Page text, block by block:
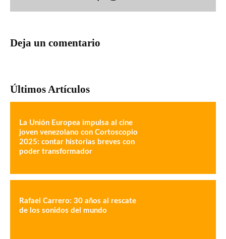
Deja un comentario
Últimos Artículos
La Unión Europea impulsa al cine
joven venezolano con Cortoscopio
2025: contar historias breves con
poder transformador
Rafael Carrero: 30 años al rescate
de los sonidos del mundo